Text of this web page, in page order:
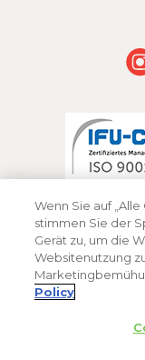
Wenn Sie auf
stimmen Sie der
Gerät zu, um die
Websitenutzung
Policy